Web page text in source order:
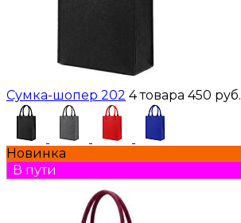
Сумка-шопер 202 4 товара 450 руб.
Новинка
В пути